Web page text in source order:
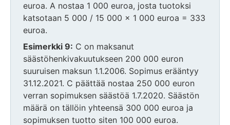
euroa. A nostaa 1 000 euroa, josta tuotoksi
katsotaan 5 000 / 15 000 x 1 000 euroa = 333
euroa.
Esimerkki 9: C on maksanut
säästöhenkivakuutukseen 200 000 euron
suuruisen maksun 1.1.2006. Sopimus erääntyy
31.12.2021. C päättää nostaa 250 000 euron
verran sopimuksen säästöä 1.7.2020. Säästön
määrä on tällöin yhteensä 300 000 euroa ja
sopimuksen tuotto siten 100 000 euroa.